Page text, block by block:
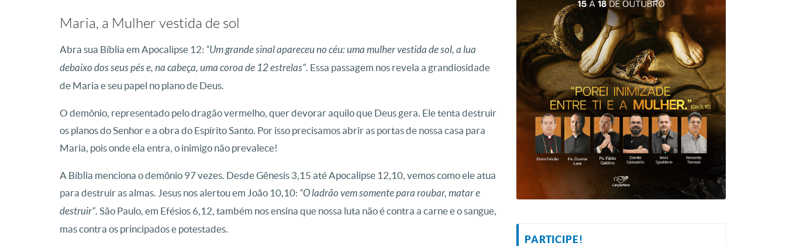
Maria, a Mulher vestida de sol
Abra sua Bíblia em Apocalipse 12: “Um grande sinal apareceu no céu: uma mulher vestida de sol, a lua
debaixo dos seus pés e, na cabeça, uma coroa de 12 estrelas”. Essa passagem nos revela a grandiosidade
de Maria e seu papel no plano de Deus.
O demônio, representado pelo dragão vermelho, quer devorar aquilo que Deus gera. Ele tenta destruir
os planos do Senhor e a obra do Espírito Santo. Por isso precisamos abrir as portas de nossa casa para
Maria, pois onde ela entra, o inimigo não prevalece!
A Bíblia menciona o demônio 97 vezes. Desde Gênesis 3,15 até Apocalipse 12,10, vemos como ele atua
para destruir as almas. Jesus nos alertou em João 10,10: “O ladrão vem somente para roubar, matar e
destruir”. São Paulo, em Efésios 6,12, também nos ensina que nossa luta não é contra a carne e o sangue,
mas contra os principados e potestades.
PARTICIPE!